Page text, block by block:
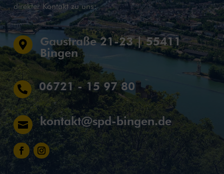
direkter Kontakt zu uns:

Gaustraße 21-23 | 55411
Bingen
 06721 - 15 97 80
 kontakt@spd-bingen.de